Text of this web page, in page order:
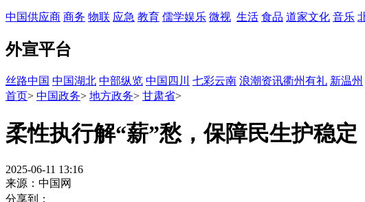
中国供应商 商务 物联 应急 教育 儒学娱乐 微视 生活 食品 道家文化 音乐
外宣平台
丝路中国 中国湖北 中部纵览 中国四川 七彩云南 浪潮资讯衢州有礼 新温州
首页> 中国政务> 地方政务> 甘肃省>
柔性执行解“薪”愁，保障民生护稳定
2025-06-11 13:16
来源：中国网
分享到：